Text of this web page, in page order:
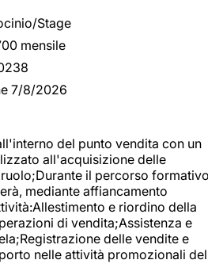
Stage
mensile
7/8/2026
del punto vendita con un
all'acquisizione delle
il percorso
mediante affiancamento
e riordino della
di vendita;Assistenza e
delle vendite e
nelle attività promozionali del